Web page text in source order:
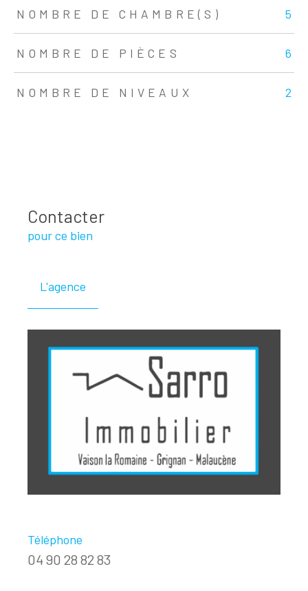
NOMBRE DE CHAMBRE(S) 5
NOMBRE DE PIÈCES 6
NOMBRE DE NIVEAUX 2
Contacter
pour ce bien
L'agence
Téléphone
04 90 28 82 83